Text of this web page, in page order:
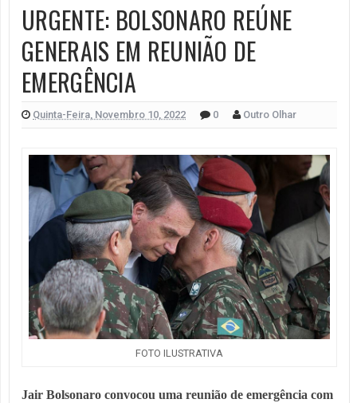
URGENTE: BOLSONARO REÚNE
GENERAIS EM REUNIÃO DE
EMERGÊNCIA
Quinta-Feira, Novembro 10, 2022 0 Outro Olhar
FOTO ILUSTRATIVA
Jair Bolsonaro convocou uma reunião de emergência com